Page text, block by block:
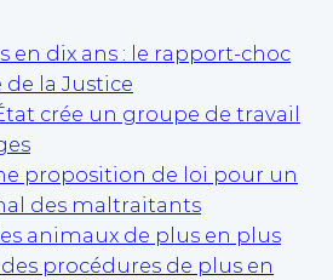
en dix ans : le rapport-choc
la Justice
crée un groupe de travail
proposition de loi pour un
des maltraitants
animaux de plus en plus
procédures de plus en